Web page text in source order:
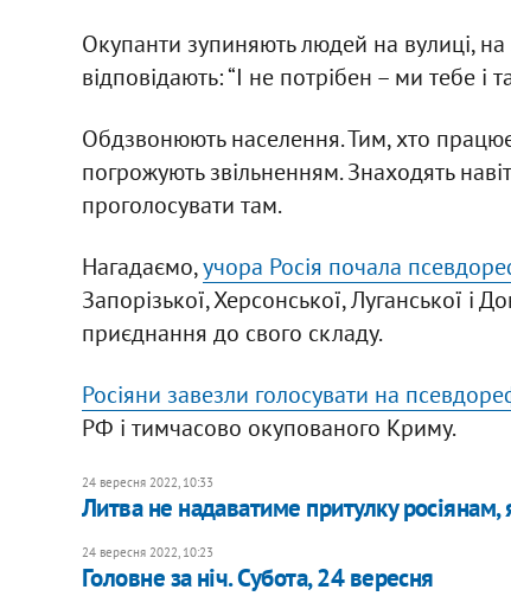
Окупанти зупиняють людей на вулиці,
відповідають: “І не потрібен – ми тебе і
Обдзвонюють населення. Тим, хто
погрожують звільненням. Знаходять
проголосувати там.
Нагадаємо,учора Росія почала
Запорізької, Херсонської, Луганської і
приєднання до свого складу.
Росіяни завезли голосувати на
РФ і тимчасово окупованого Криму.
24 вересня 2022, 10:33
Литва не надаватиме притулку росіянам,
24 вересня 2022, 10:23
Головне за ніч. Субота, 24 вересня